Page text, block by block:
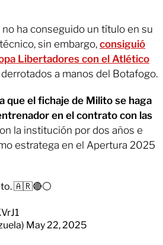
ha conseguido un título en su
sin embargo, consiguió
Libertadores con el Atlético
a manos del Botafogo.
que el fichaje de Milito se haga
en el contrato con las
la institución por dos años e
estratega en el Apertura 2025
🇦🇷🔴⚪️
May 22, 2025